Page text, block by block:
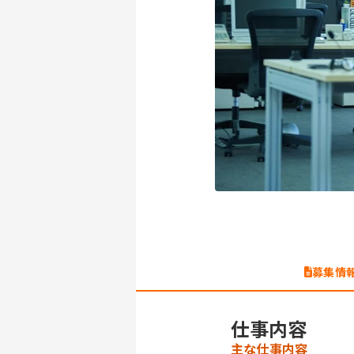
募集情
仕事内容
主な仕事内容